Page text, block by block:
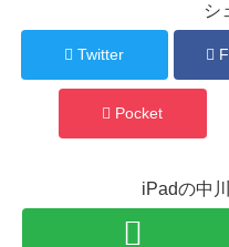
シ
Twitter
Pocket
iPadの中